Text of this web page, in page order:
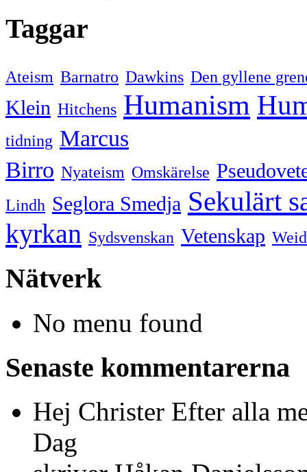
Taggar
Ateism Barnatro Dawkins Den gyllene
Klein Hitchens Humanism
tidning Marcus
Birro Nyateism Omskärelse
Lindh Seglora Smedja Sekulärt
kyrkan Sydsvenskan Vetenskap
Nätverk
No menu found
Senaste kommentarerna
Hej Christer Efter alla
Dag